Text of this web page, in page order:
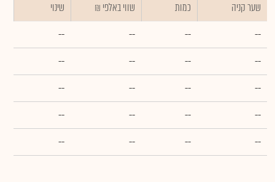
שער קניה כמות ₪ שווי באלפי
שינוי
--
--
--
--
--
--
--
--
--
--
--
--
--
--
--
--
--
--
--
--